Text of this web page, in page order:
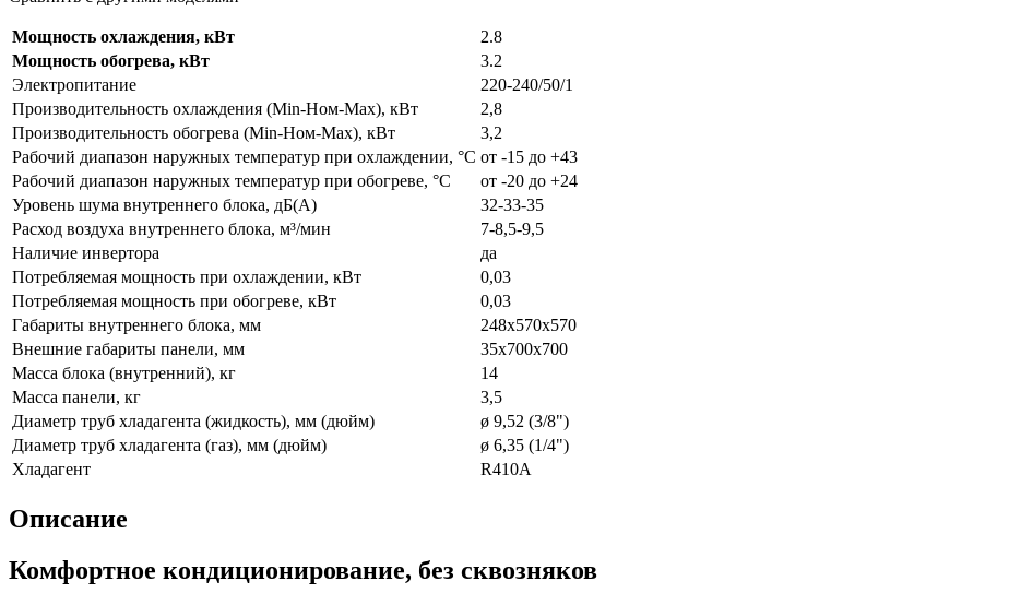
Мощность охлаждения, кВт
2.8
Мощность обогрева, кВт
3.2
Электропитание
220-240/50/1
Производительность охлаждения (Min-Ном-Max), кВт
2,8
Производительность обогрева (Min-Ном-Max), кВт
3,2
Рабочий диапазон наружных температур при охлаждении, °С от -15 до +43
Рабочий диапазон наружных температур при обогреве, °С
от -20 до +24
Уровень шума внутреннего блока, дБ(А)
32-33-35
Расход воздуха внутреннего блока, м³/мин
7-8,5-9,5
Наличие инвертора
да
Потребляемая мощность при охлаждении, кВт
0,03
Потребляемая мощность при обогреве, кВт
0,03
Габариты внутреннего блока, мм
248x570x570
Внешние габариты панели, мм
35x700x700
Масса блока (внутренний), кг
14
Масса панели, кг
3,5
Диаметр труб хладагента (жидкость), мм (дюйм)
ø 9,52 (3/8")
Диаметр труб хладагента (газ), мм (дюйм)
ø 6,35 (1/4")
Хладагент
R410A
Описание
Комфортное кондиционирование, без сквозняков